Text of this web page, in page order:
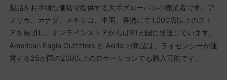
製品をお手頃な価格で提供する大手グローバル小売業者です。ア
メリカ、カナダ、メキシコ、中国、香港にて1,000店以上のスト
アを展開し、オンラインストアからは81ヵ国に発送しています。
American Eagle Outfitters と Aerie の商品は、ライセンシーが運
営する25か国の200以上のロケーションでも購入可能です。